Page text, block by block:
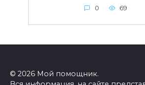
0 69
© 2026 Мой помощник.